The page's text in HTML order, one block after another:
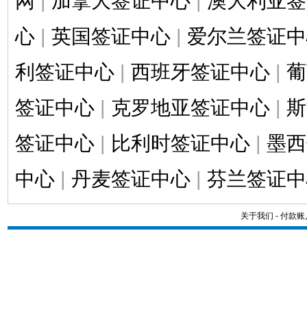
心 | 英国签证中心 | 爱尔兰签证
利签证中心 | 西班牙签证中心 |
签证中心 | 克罗地亚签证中心 |
签证中心 | 比利时签证中心 | 墨
中心 | 丹麦签证中心 | 芬兰签证
关于我们 - 付款账